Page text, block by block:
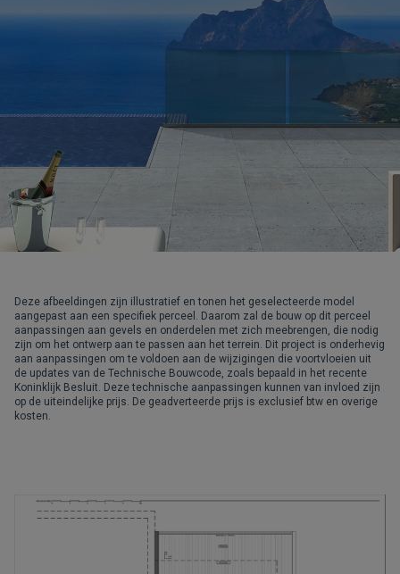
Deze afbeeldingen zijn illustratief en tonen het geselecteerde model
aangepast aan een specifiek perceel. Daarom zal de bouw op dit perceel
aanpassingen aan gevels en onderdelen met zich meebrengen, die nodig
zijn om het ontwerp aan te passen aan het terrein. Dit project is onderhevig
aan aanpassingen om te voldoen aan de wijzigingen die voortvloeien uit
de updates van de Technische Bouwcode, zoals bepaald in het recente
Koninklijk Besluit. Deze technische aanpassingen kunnen van invloed zijn
op de uiteindelijke prijs. De geadverteerde prijs is exclusief btw en overige
kosten.